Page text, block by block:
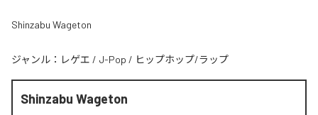
Shinzabu Wageton
ジャンル： レゲエ / J-Pop / ヒップホップ/ラップ
Shinzabu Wageton